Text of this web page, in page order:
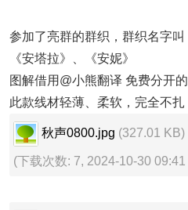
参加了亮群的群织，群织名字
《安塔拉》、《安妮》
图解借用@小熊翻译 免费分开的
此款线材轻薄、柔软，完全不扎
秋声0800.jpg (327.01 KB)
(下载次数: 7, 2024-10-30